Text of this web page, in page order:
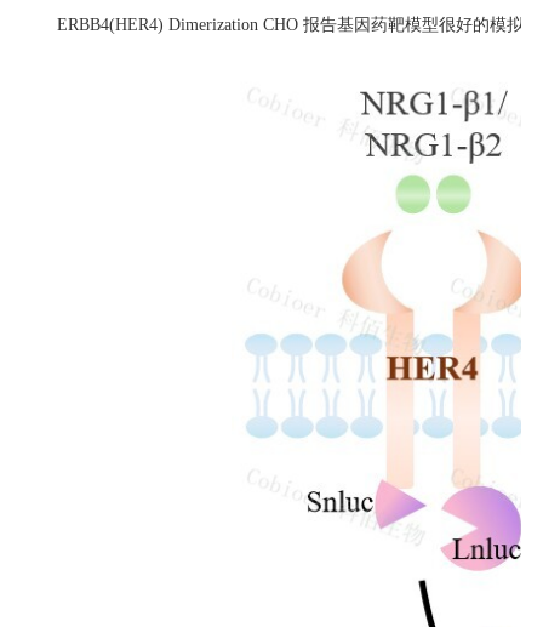
ERBB4(HER4) Dimerization CHO 报告基因药靶模型很好的模拟